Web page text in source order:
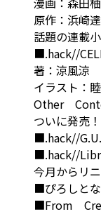
原作：浜崎
話題の連載
■.hack//
著：涼風涼
イラスト：
Other
ついに発売
■.hack//
■.hack//
今月からリ
■ぴろしと
■From